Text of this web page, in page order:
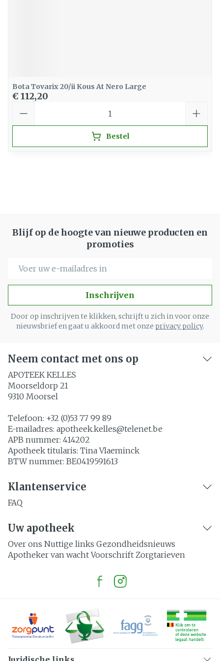
Bota Tovarix 20/ii Kous At Nero Large
€ 112,20
Bestel
Blijf op de hoogte van nieuwe producten en
promoties
Inschrijven
Door op inschrijven te klikken, schrijft u zich in voor onze
nieuwsbrief en gaat u akkoord met onze privacy policy.
Neem contact met ons op
APOTEEK KELLES
Moorseldorp 21
9310 Moorsel
Telefoon: +32 (0)53 77 99 89
E-mailadres: apotheek.kelles@telenet.be
APB nummer: 414202
Apotheek titularis: Tina Vlaeminck
BTW nummer: BE0419591613
Klantenservice
FAQ
Uw apotheek
Over ons Nuttige links Gezondheidsnieuws
Apotheker van wacht Voorschrift Zorgtarieven